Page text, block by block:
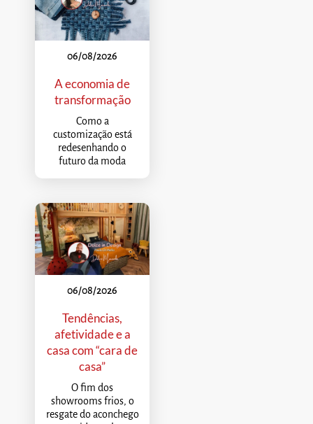
06/08/2026
A economia de
transformação
Como a
customização está
redesenhando o
futuro da moda
06/08/2026
Tendências,
afetividade e a
casa com “cara de
casa”
O fim dos
showrooms frios, o
resgate do aconchego